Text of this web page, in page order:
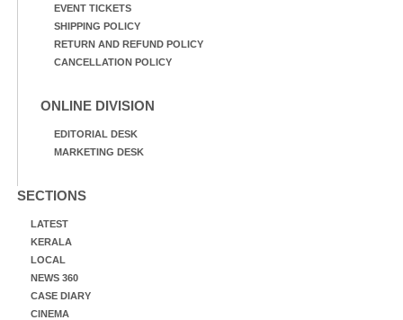
EVENT TICKETS
SHIPPING POLICY
RETURN AND REFUND POLICY
CANCELLATION POLICY
ONLINE DIVISION
EDITORIAL DESK
MARKETING DESK
SECTIONS
LATEST
KERALA
LOCAL
NEWS 360
CASE DIARY
CINEMA